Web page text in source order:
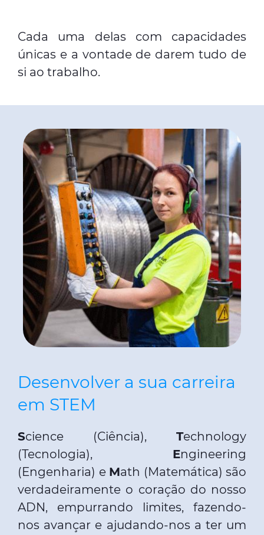
Cada uma delas com capacidades
únicas e a vontade de darem tudo de
si ao trabalho.
Desenvolver a sua carreira
em STEM
Science (Ciência), Technology
(Tecnologia), Engineering
(Engenharia) e Math (Matemática) são
verdadeiramente o coração do nosso
ADN, empurrando limites, fazendo-
nos avançar e ajudando-nos a ter um